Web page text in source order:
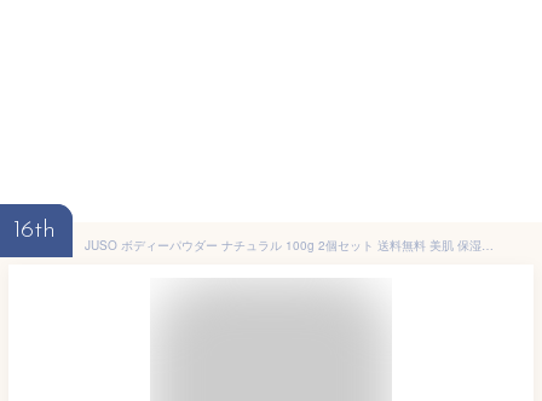
16th
JUSO ボディーパウダー ナチュラル 100g 2個セット 送料無料 美肌 保湿 石井五商店 広島 お土産